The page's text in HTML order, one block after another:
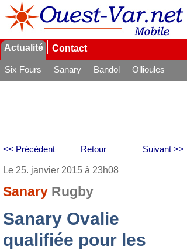
Actualité Contact
Six Fours Sanary Bandol
Ollioules
Retour
<< Précédent Suivant >>
Le 25. janvier 2015 à 23h08
Sanary Rugby
Sanary Ovalie
qualifiée pour les